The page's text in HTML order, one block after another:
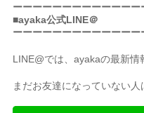
ーーーーーーーーーーーーー
■ayaka公式LINE＠
ーーーーーーーーーーーーー
LINE@では、ayakaの最新情
まだお友達になっていない